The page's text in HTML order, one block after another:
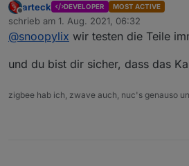
Offline
arteck DEVELOPER MOST ACTIVE
schrieb am 1. Aug. 2021, 06:32
zuletzt editiert von
@snoopylix wir testen die Teile
und du bist dir sicher, dass das
zigbee hab ich, zwave auch, nuc's genauso